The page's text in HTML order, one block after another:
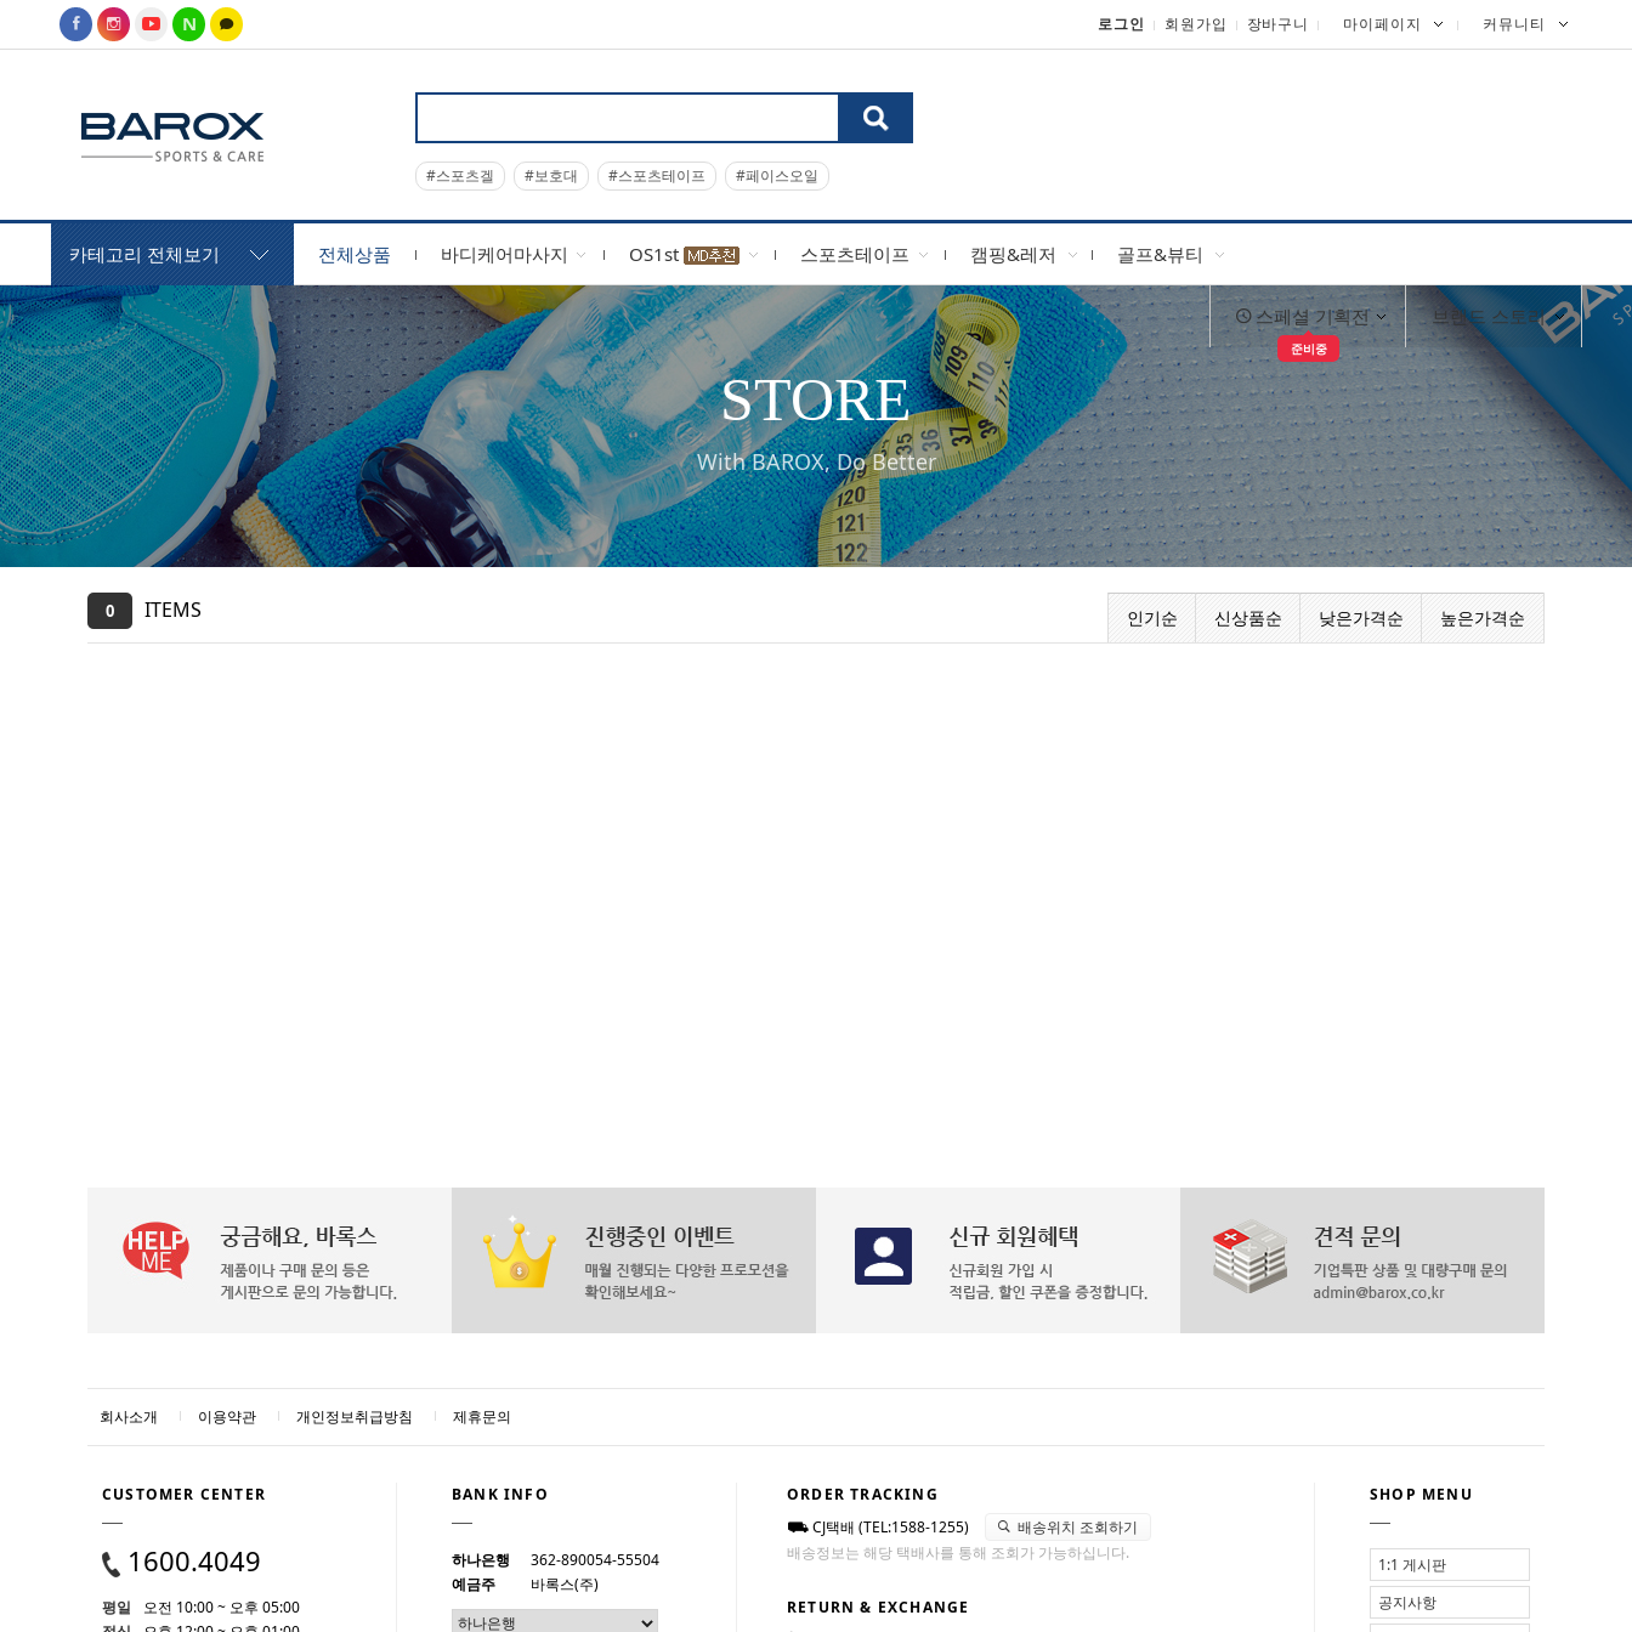
로그인 회원가입 장바구니 마이페이지 커뮤니티
#스포츠겔 #보호대 #스포츠테이프 #페이스오일
카테고리 전체보기 전체상품 바디케어마사지 OS1st 스포츠테이프 캠핑&레저 골프&뷰티
스페셜 기획전
준비중
브랜드 스토리
STORE
With BAROX, Do Better
0 ITEMS 인기순 신상품순 낮은가격순 높은가격순
회사소개 이용약관 개인정보취급방침 제휴문의
CUSTOMER CENTER
1600.4049
평일
오전 10:00 ~ 오후 05:00
BANK INFO
하나은행
362-890054-55504
예금주
바록스(주)
ORDER TRACKING
CJ택배 (TEL:1588-1255)
배송위치 조회하기
배송정보는 해당 택배사를 통해 조회가 가능하십니다.
RETURN & EXCHANGE
SHOP MENU
1:1 게시판
공지사항